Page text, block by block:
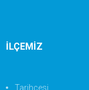
İLÇEMİZ
Tarihçesi